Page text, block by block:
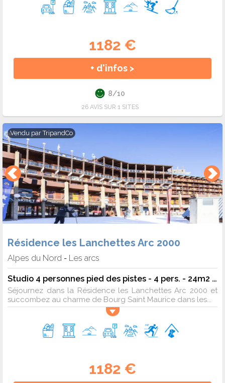
1182 €
+ d'infos >
8/10
26 AVIS SUR 1 SITES
Vendu parTripandCo
Résidence les Lanchettes Arc 2000
Alpes du Nord - Les arcs
Studio 4 personnes pied des pistes - 4 pers. - 24m2 - TV
Séjournez dans la Résidence les Lanchettes Arc 2000 et
succombez au charme de Bourg Saint Maurice dans les...
1182 €